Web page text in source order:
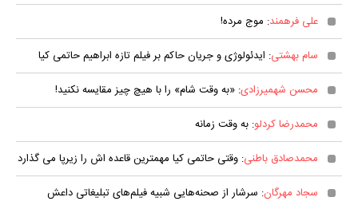
علی فرهمند: موج مرده!
سام بهشتی: ایدئولوژی و جریان حاکم بر فیلم تازه ابراهیم حاتمی کیا
محسن شهمیرزادی: «به‌ وقت شام» را با هیچ‌ چیز مقایسه نکنید!
محمدرضا کردلو: به وقت زمانه
محمدصادق باطنی: وقتی حاتمی کیا مهمترین قاعده اش را زیرپا می گذارد
سجاد مهرگان: سرشار از صحنه‌هایی شبیه فیلم‌های تبلیغاتی داعش